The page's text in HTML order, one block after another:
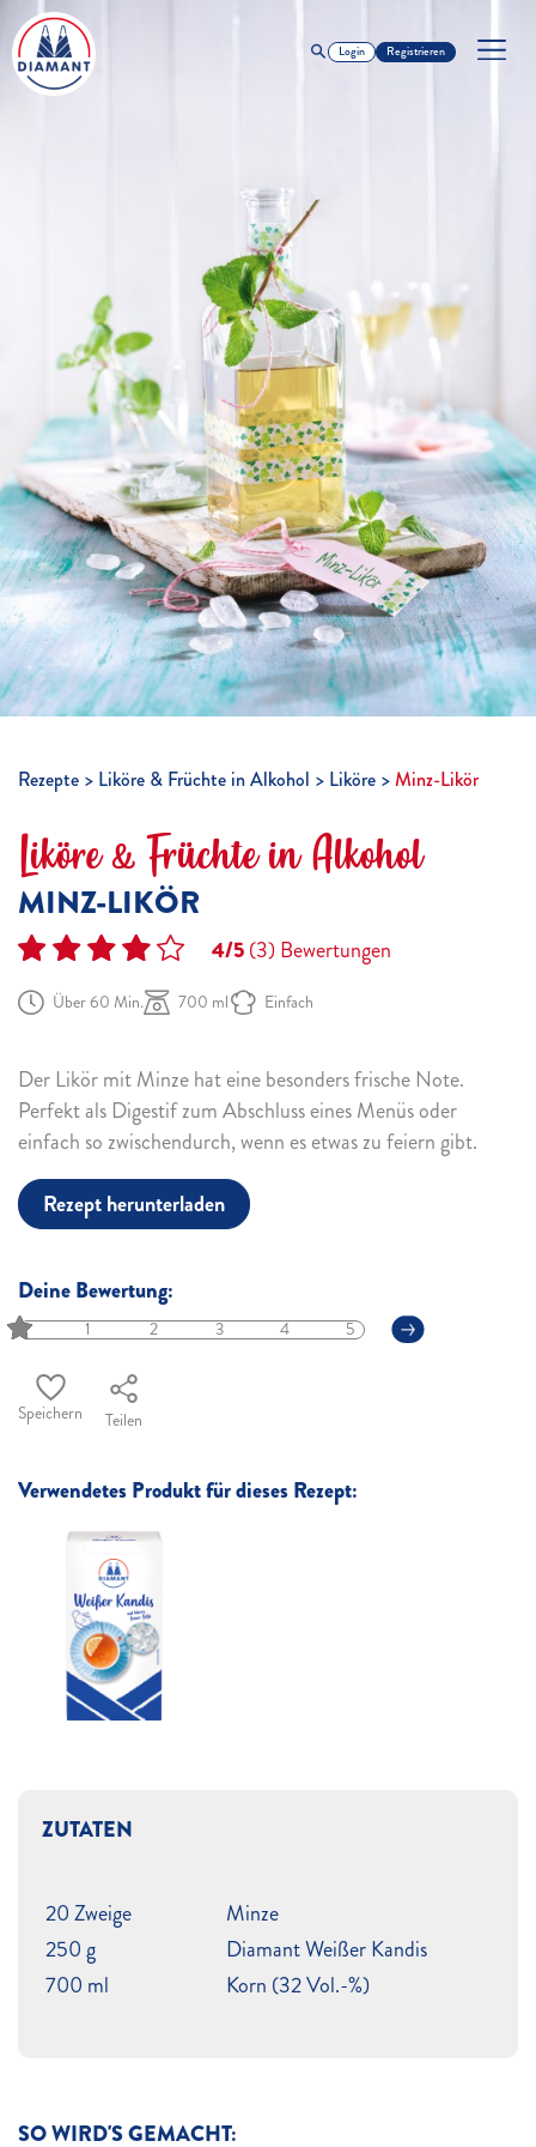
Login Registrieren
Rezepte Liköre & Früchte in Alkohol Liköre Minz-Likör
Liköre & Früchte in Alkohol
MINZ-LIKÖR
4/5(3)Bewertungen
Über 60 Min. 700 ml Einfach
Der Likör mit Minze hat eine besonders frische Note.
Perfekt als Digestif zum Abschluss eines Menüs oder
einfach so zwischendurch, wenn es etwas zu feiern gibt.
Rezept herunterladen
Deine Bewertung:
1 2 3 4 5
Speichern Teilen
Verwendetes Produkt für dieses Rezept:
SO WIRD'S GEMACHT:
ZUTATEN
20 Zweige
Minze
250 g
Diamant Weißer Kandis
700 ml
Korn (32 Vol.-%)